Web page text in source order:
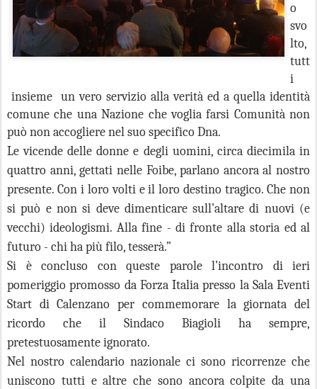
o
svo
lto,
tutt
i
insieme un vero servizio alla verità ed a quella identità
comune che una Nazione che voglia farsi Comunità non
può non accogliere nel suo specifico Dna.
Le vicende delle donne e degli uomini, circa diecimila in
quattro anni, gettati nelle Foibe, parlano ancora al nostro
presente. Con i loro volti e il loro destino tragico. Che non
si può e non si deve dimenticare sull’altare di nuovi (e
vecchi) ideologismi. Alla fine - di fronte alla storia ed al
futuro - chi ha più filo, tesserà.”
Si è concluso con queste parole l’incontro di ieri
pomeriggio promosso da Forza Italia presso la Sala Eventi
Start di Calenzano per commemorare la giornata del
ricordo che il Sindaco Biagioli ha sempre,
pretestuosamente ignorato.
Nel nostro calendario nazionale ci sono ricorrenze che
uniscono tutti e altre che sono ancora colpite da una